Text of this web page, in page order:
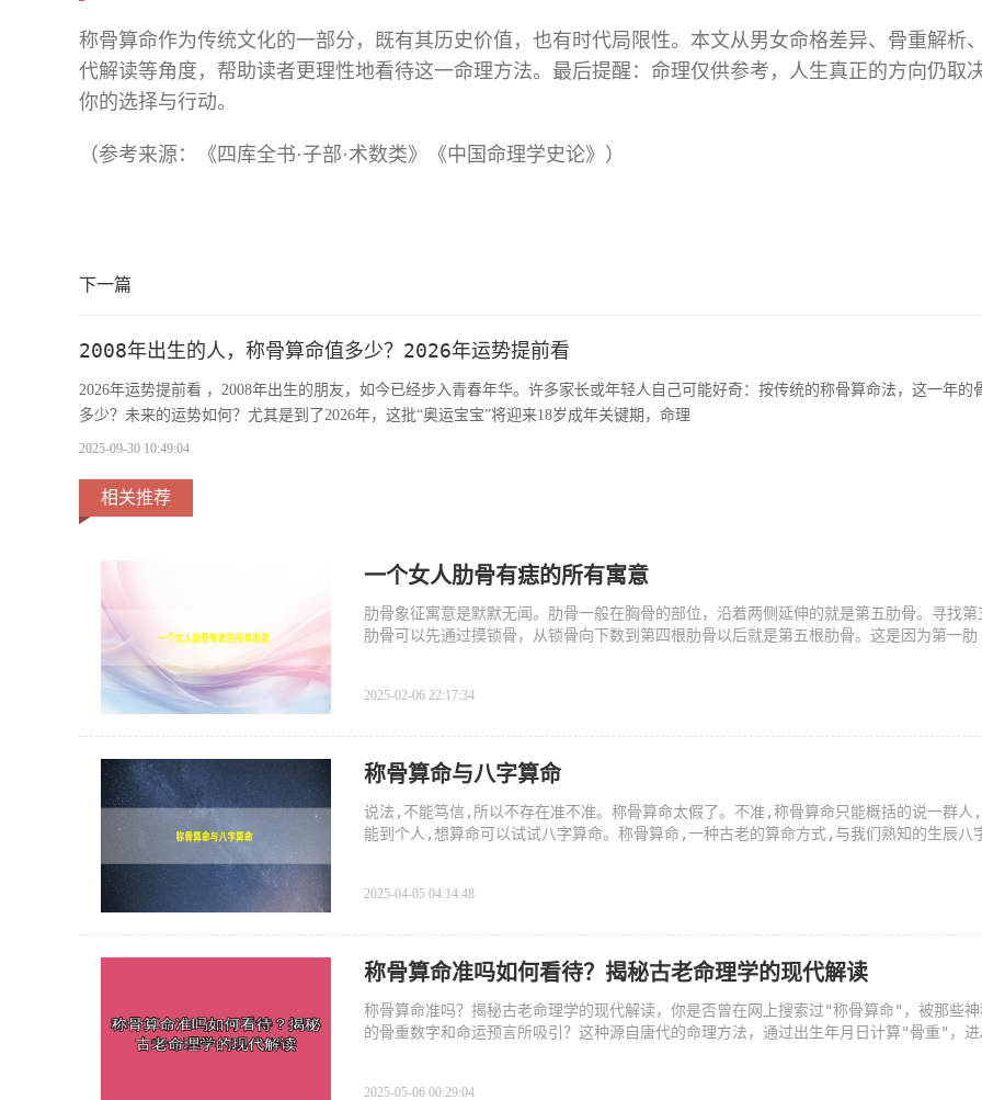
称骨算命作为传统文化的一部分，既有其历史价值，也有时代局限性。本文从男女命格差异、骨重解析
代解读等角度，帮助读者更理性地看待这一命理方法。最后提醒：命理仅供参考，人生真正的方向仍取
你的选择与行动。
（参考来源：《四库全书·子部·术数类》《中国命理学史论》）
下一篇
2008年出生的人，称骨算命值多少？2026年运势提前看
2026年运势提前看 ，2008年出生的朋友，如今已经步入青春年华。许多家长或年轻人自己可能好奇：按传统的称骨算命法，这一年的
多少？未来的运势如何？尤其是到了2026年，这批“奥运宝宝”将迎来18岁成年关键期，命理
2025-09-30 10:49:04
相关推荐
一个女人肋骨有痣的所有寓意
肋骨象征寓意是默默无闻。肋骨一般在胸骨的部位，沿着两侧延伸的就是第五肋骨。寻找第
肋骨可以先通过摸锁骨，从锁骨向下数到第四根肋骨以后就是第五根肋骨。这是因为第一肋
2025-02-06 22:17:34
称骨算命与八字算命
说法,不能笃信,所以不存在准不准。称骨算命太假了。不准,称骨算命只能概括的说一群人
能到个人,想算命可以试试八字算命。称骨算命,一种古老的算命方式,与我们熟知的生辰八
2025-04-05 04:14:48
称骨算命准吗如何看待？揭秘古老命理学的现代解读
称骨算命准吗？揭秘古老命理学的现代解读，你是否曾在网上搜索过"称骨算命"，被那些
的骨重数字和命运预言所吸引？这种源自唐代的命理方法，通过出生年月日计算"骨重"，进
2025-05-06 00:29:04